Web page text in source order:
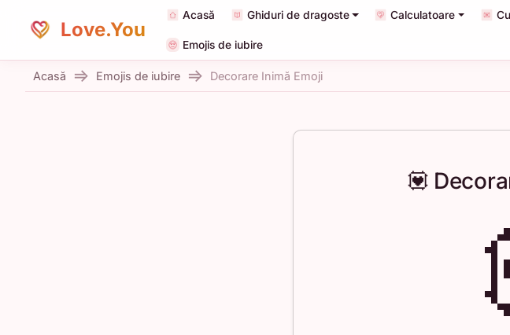
Love.You
Acasă Ghiduri de dragoste Calculatoare
Emojis de iubire
Acasă Emojis de iubire Decorare Inimă Emoji
💟